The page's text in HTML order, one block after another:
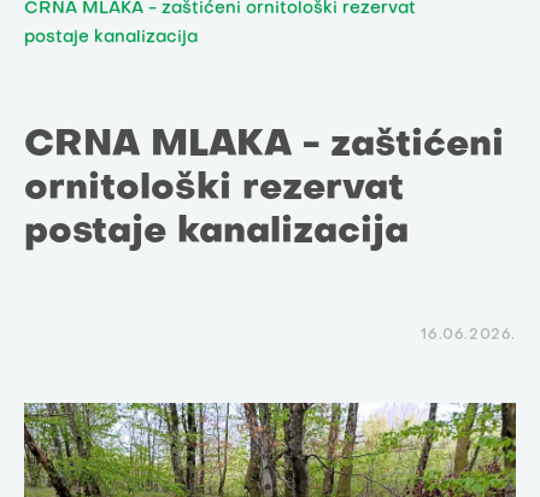
CRNA MLAKA - zaštićeni ornitološki rezervat
postaje kanalizacija
CRNA MLAKA - zaštićeni
ornitološki rezervat
postaje kanalizacija
16.06.2026.